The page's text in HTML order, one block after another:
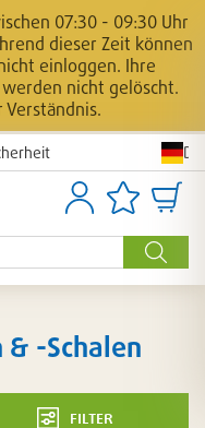
07:30 - 09:30 Uhr
dieser Zeit können
einloggen. Ihre
nicht gelöscht.
Suche
AnmeldenArtikellisten
-Schalen
filter